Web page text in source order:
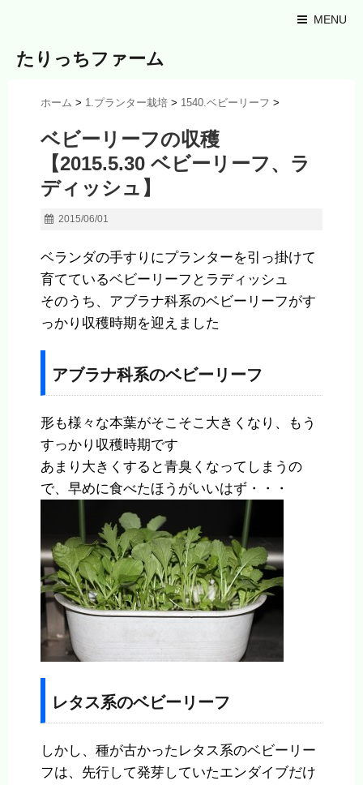
MENU
たりっちファーム
ホーム > 1.プランター栽培 > 1540.ベビーリーフ >
ベビーリーフの収穫
【2015.5.30 ベビーリーフ、ラ
ディッシュ】
2015/06/01
ベランダの手すりにプランターを引っ掛けて
育てているベビーリーフとラディッシュ
そのうち、アブラナ科系のベビーリーフがす
っかり収穫時期を迎えました
アブラナ科系のベビーリーフ
形も様々な本葉がそこそこ大きくなり、もう
すっかり収穫時期です
あまり大きくすると青臭くなってしまうの
で、早めに食べたほうがいいはず・・・
レタス系のベビーリーフ
しかし、種が古かったレタス系のベビーリー
フは、先行して発芽していたエンダイブだけ